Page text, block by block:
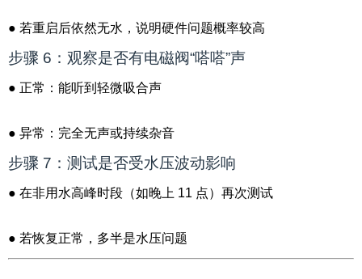
● 若重启后依然无水，说明硬件问题概率较高
步骤 6：观察是否有电磁阀“嗒嗒”声
● 正常：能听到轻微吸合声
● 异常：完全无声或持续杂音
步骤 7：测试是否受水压波动影响
● 在非用水高峰时段（如晚上 11 点）再次测试
● 若恢复正常，多半是水压问题